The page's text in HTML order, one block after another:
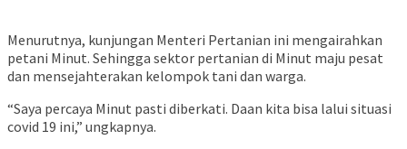
Menurutnya, kunjungan Menteri Pertanian ini mengairahkan
petani Minut. Sehingga sektor pertanian di Minut maju pesat
dan mensejahterakan kelompok tani dan warga.
“Saya percaya Minut pasti diberkati. Daan kita bisa lalui situasi
covid 19 ini,” ungkapnya.